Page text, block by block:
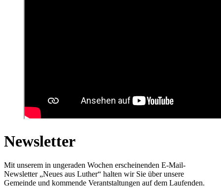
Newsletter
Mit unserem in ungeraden Wochen erscheinenden E-Mail-
Newsletter „Neues aus Luther“ halten wir Sie über unsere
Gemeinde und kommende Verantstaltungen auf dem Laufenden.